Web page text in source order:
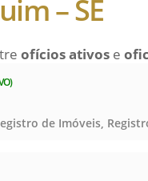
– SE
ofícios ativose